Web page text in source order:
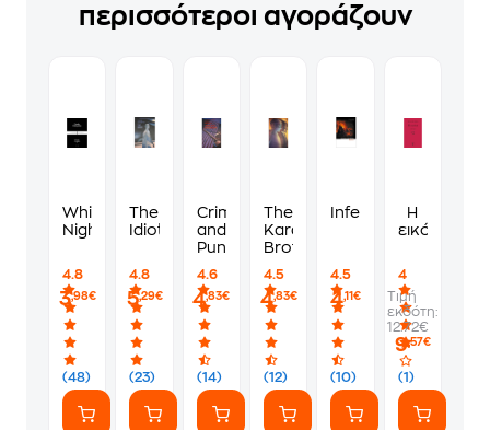
περισσότεροι αγοράζουν
White
Nights
4.8
(48)
3,98€
The
Idiot
4.8
(23)
5,29€
Crime
and
Punishment
4.6
(14)
4,83€
The
Karamazov
Brothers
4.5
(12)
4,83€
Inferno
4.5
(10)
4,11€
Η
εικόνα
4
(1)
Τιμή
εκδότη:
12.72€
9,57€